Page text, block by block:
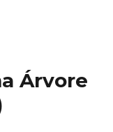
Árvore